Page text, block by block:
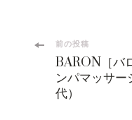
投
前の投稿
BARON［バ
ンパマッサ
代）